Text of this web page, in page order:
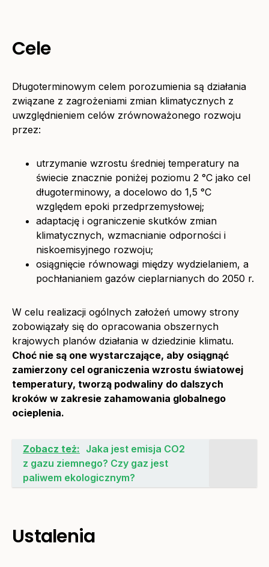
Cele
Długoterminowym celem porozumienia są działania
związane z zagrożeniami zmian klimatycznych z
uwzględnieniem celów zrównoważonego rozwoju
przez:
utrzymanie wzrostu średniej temperatury na
świecie znacznie poniżej poziomu 2 °C jako cel
długoterminowy, a docelowo do 1,5 °C
względem epoki przedprzemysłowej;
adaptację i ograniczenie skutków zmian
klimatycznych, wzmacnianie odporności i
niskoemisyjnego rozwoju;
osiągnięcie równowagi między wydzielaniem, a
pochłanianiem gazów cieplarnianych do 2050 r.
W celu realizacji ogólnych założeń umowy strony
zobowiązały się do opracowania obszernych
krajowych planów działania w dziedzinie klimatu.
Choć nie są one wystarczające, aby osiągnąć
zamierzony cel ograniczenia wzrostu światowej
temperatury, tworzą podwaliny do dalszych
kroków w zakresie zahamowania globalnego
ocieplenia.
Zobacz też: Jaka jest emisja CO2
z gazu ziemnego? Czy gaz jest
paliwem ekologicznym?
Ustalenia